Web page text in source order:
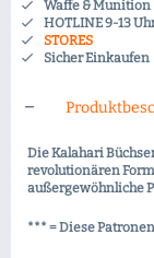
Waffe & Munition
HOTLINE 9-13
STORES
Sicher Einkaufen
Die Kalahari
revolutionären
außergewöhnliche
*** = Diese